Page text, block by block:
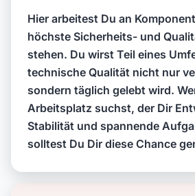
Hier arbeitest Du an
höchste Sicherheits- und
stehen. Du wirst Teil eines
technische Qualität nicht nur
sondern täglich gelebt wird.
Arbeitsplatz suchst, der Dir
Stabilität und spannende
solltest Du Dir diese Chance